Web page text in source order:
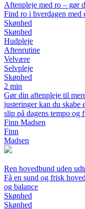
Aftenpleje med ro – gør
Find ro i hverdagen med
Skønhed
Skønhed
Hudpleje
Aftenrutine
Velvære
Selvpleje
Skønhed
2 min
Gør din aftenpleje til
justeringer kan du
slip på dagens tempo og
Finn Madsen
Finn
Madsen
Ren hovedbund uden
Få en sund og frisk
og balance
Skønhed
Skønhed